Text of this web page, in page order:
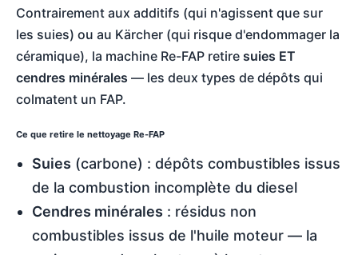
Contrairement aux additifs (qui n'agissent que sur
les suies) ou au Kärcher (qui risque d'endommager la
céramique), la machine Re-FAP retire suies ET
cendres minérales — les deux types de dépôts qui
colmatent un FAP.
Ce que retire le nettoyage Re-FAP
Suies (carbone) : dépôts combustibles issus
de la combustion incomplète du diesel
Cendres minérales : résidus non
combustibles issus de l'huile moteur — la